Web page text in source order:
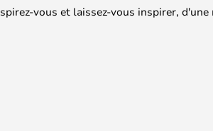
vous et laissez-vous inspirer,